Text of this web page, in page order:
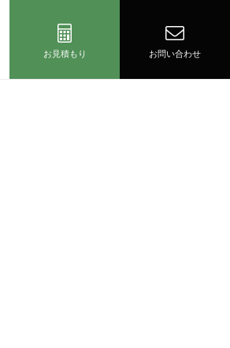
お見積もり お問い合わせ